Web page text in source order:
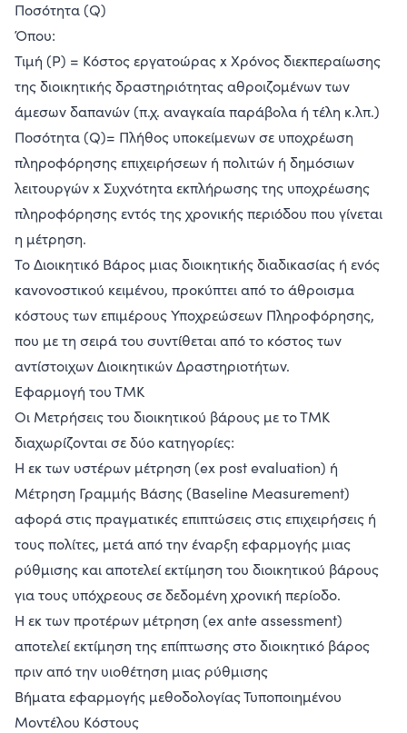
Ποσότητα (Q)
Όπου:
Τιμή (P) = Κόστος εργατοώρας x Χρόνος διεκπεραίωσης
της διοικητικής δραστηριότητας αθροιζομένων των
άμεσων δαπανών (π.χ. αναγκαία παράβολα ή τέλη κ.λπ.)
Ποσότητα (Q)= Πλήθος υποκείμενων σε υποχρέωση
πληροφόρησης επιχειρήσεων ή πολιτών ή δημόσιων
λειτουργών x Συχνότητα εκπλήρωσης της υποχρέωσης
πληροφόρησης εντός της χρονικής περιόδου που γίνεται
η μέτρηση.
Το Διοικητικό Βάρος μιας διοικητικής διαδικασίας ή ενός
κανονοστικού κειμένου, προκύπτει από το άθροισμα
κόστους των επιμέρους Υποχρεώσεων Πληροφόρησης,
που με τη σειρά του συντίθεται από το κόστος των
αντίστοιχων Διοικητικών Δραστηριοτήτων.
Εφαρμογή του ΤΜΚ
Οι Μετρήσεις του διοικητικού βάρους με το ΤΜΚ
διαχωρίζονται σε δύο κατηγορίες:
Η εκ των υστέρων μέτρηση (ex post evaluation) ή
Μέτρηση Γραμμής Βάσης (Baseline Measurement)
αφορά στις πραγματικές επιπτώσεις στις επιχειρήσεις ή
τους πολίτες, μετά από την έναρξη εφαρμογής μιας
ρύθμισης και αποτελεί εκτίμηση του διοικητικού βάρους
για τους υπόχρεους σε δεδομένη χρονική περίοδο.
Η εκ των προτέρων μέτρηση (ex ante assessment)
αποτελεί εκτίμηση της επίπτωσης στο διοικητικό βάρος
πριν από την υιοθέτηση μιας ρύθμισης
Βήματα εφαρμογής μεθοδολογίας Τυποποιημένου
Μοντέλου Κόστους